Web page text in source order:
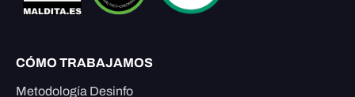
CÓMO TRABAJAMOS
Metodología Desinfo